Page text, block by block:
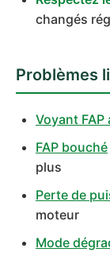
changés
Problèmes
Voyant FAP
FAP bouché
plus
Perte de
moteur
Mode